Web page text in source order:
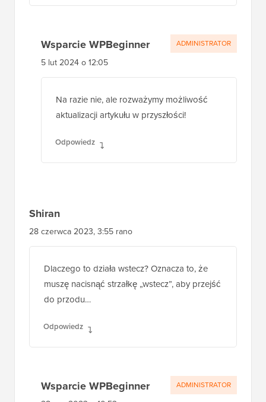
Wsparcie WPBeginner
5 lut 2024 o 12:05
Na razie nie, ale rozważymy możliwość
aktualizacji artykułu w przyszłości!
Odpowiedz
ADMINISTRATOR
Shiran
28 czerwca 2023, 3:55 rano
Dlaczego to działa wstecz? Oznacza to, że
muszę nacisnąć strzałkę „wstecz”, aby przejść
do przodu…
Odpowiedz
Wsparcie WPBeginner ADMINISTRATOR